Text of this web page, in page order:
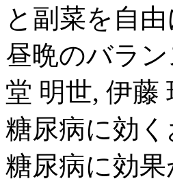
と副菜を自
昼晩のバラ
堂 明世, 伊藤
糖尿病に効
糖尿病に効